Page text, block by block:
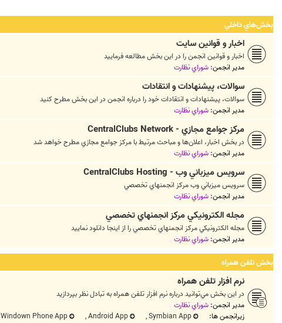
بخش‌هاي داخلي
اخبار و قوانين سايت
اخبار و قوانين انجمن را در اين بخش مطالعه فرماييد
مدیر انجمن: شوراي نظارت
سوالات، پيشنهادات و انتقادات
سوالات، پيشنهادات و انتقادات خود را درباره انجمن در اين بخش مطرح کنيد
مدیر انجمن: شوراي نظارت
مرکز جوامع مجازي - CentralClubs Network
در بخش اخبار، اعلان‌ها و مباحث مرتيط با مرکز جوامع مجازي مطرح خواهد شد
مدیر انجمن: شوراي نظارت
سرويس ميزباني وب - CentralClubs Hosting
سرويس ميزباني وب مرکز انجمنهاي تخصصي
مدیر انجمن: شوراي نظارت
مجله الکترونيکي مرکز انجمنهاي تخصصي
مجله الکترونيکي مرکز انجمنهاي تخصصي را از اينجا دانلود نماييد
مدیر انجمن: شوراي نظارت
بخش تلفن همراه
نرم افزار تلفن همراه
در اين بخش مي‌توانيد درباره نرم افزار تلفن همراه به تبادل نظر بپردازيد
مدیر انجمن: شوراي نظارت
زیرانجمن ها:
Symbian App
,
Android App
,
Windown Phone App